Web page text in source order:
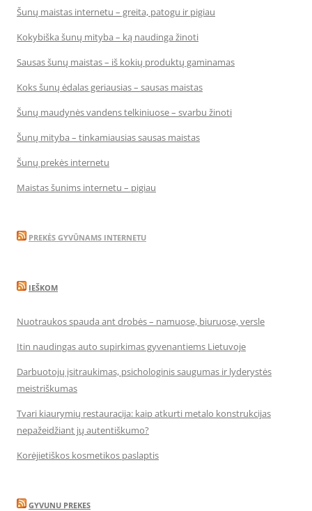
Šunų maistas internetu – greita, patogu ir pigiau
Kokybiška šunų mityba – ką naudinga žinoti
Sausas šunų maistas – iš kokių produktų gaminamas
Koks šunų ėdalas geriausias – sausas maistas
Šunų maudynės vandens telkiniuose – svarbu žinoti
Šunų mityba – tinkamiausias sausas maistas
Šunų prekės internetu
Maistas šunims internetu – pigiau
PREKĖS GYVŪNAMS INTERNETU
IEŠKOM
Nuotraukos spauda ant drobės – namuose, biuruose, versle
Itin naudingas auto supirkimas gyvenantiems Lietuvoje
Darbuotojų įsitraukimas, psichologinis saugumas ir lyderystės
meistriškumas
Tvari kiaurymių restauracija: kaip atkurti metalo konstrukcijas
nepažeidžiant jų autentiškumo?
Korėjietiškos kosmetikos paslaptis
GYVUNU PREKES